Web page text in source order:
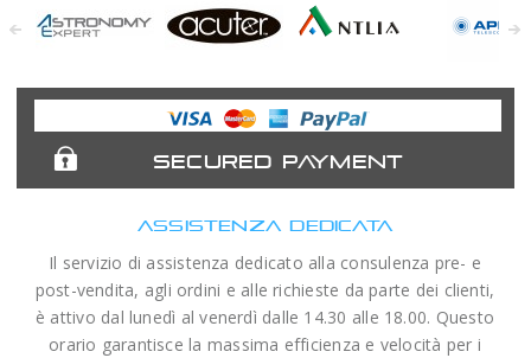
Expert
Telescopes
SECURED PAYMENT
ASSISTENZA DEDICATA
Il servizio di assistenza dedicato alla consulenza pre- e
post-vendita, agli ordini e alle richieste da parte dei clienti,
è attivo dal lunedì al venerdì dalle 14.30 alle 18.00. Questo
orario garantisce la massima efficienza e velocità per i